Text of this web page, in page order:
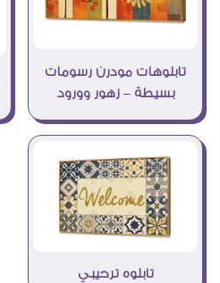
تابلوهات مودرن رسومات
بسيطة – زهور وورود
تابلوه ترحيبي